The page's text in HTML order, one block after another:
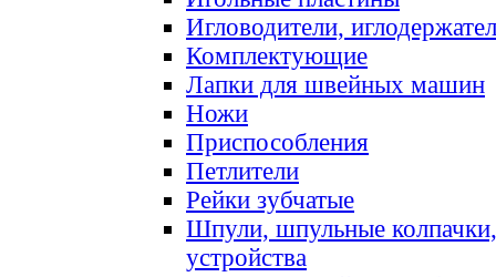
Игловодители,
Комплектующие
Лапки для швейных машин
Ножи
Приспособления
Петлители
Рейки зубчатые
Шпули, шпульные
устройства